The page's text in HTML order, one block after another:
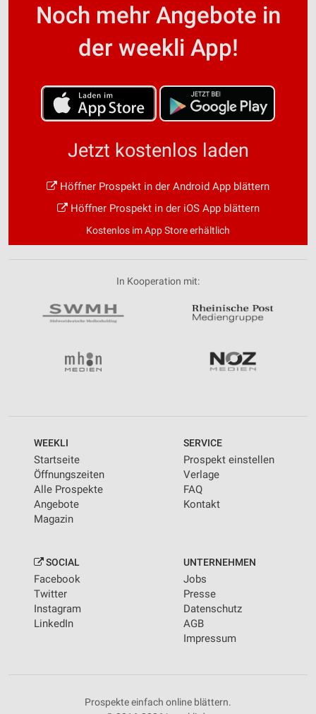
Noch mehr Angebote in
der weekli App!
Jetzt kostenlos laden
Höffner Prospekt in der Android App blättern
Höffner Prospekt in der iOS App blättern
Kostenlos im App Store erhältlich
In Kooperation mit:
WEEKLI
Startseite
Öffnungszeiten
Alle Prospekte
Angebote
Magazin
SERVICE
Prospekt einstellen
Verlage
FAQ
Kontakt
SOCIAL
Facebook
Twitter
Instagram
LinkedIn
UNTERNEHMEN
Jobs
Presse
Datenschutz
AGB
Impressum
Prospekte einfach online blättern.